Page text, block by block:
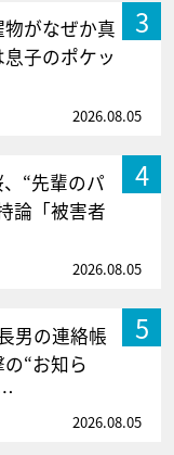
3
がなぜか真
子のポケッ
2026.08.05
4
“先輩のパ
論「被害者
2026.08.05
5
男の連絡帳
“お知ら
2026.08.05